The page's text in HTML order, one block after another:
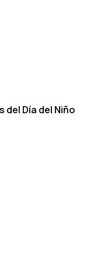
del Dí­a del Niño